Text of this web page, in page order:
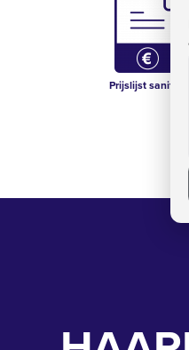
Prijslijst sanitair